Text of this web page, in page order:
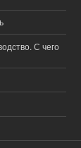
С чего